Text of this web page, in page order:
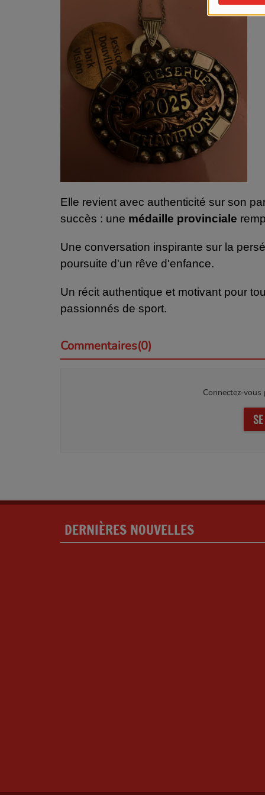
Elle revient avec authenticité sur son
succès : une médaille provinciale
Une conversation inspirante sur la
poursuite d'un rêve d'enfance.
Un récit authentique et motivant pour
passionnés de sport.
Commentaires(0)
Connectez-
DERNIÈRES NOUVELLES